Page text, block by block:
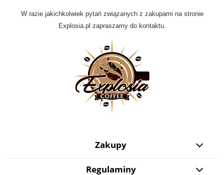
W razie jakichkolwiek pytań związanych z zakupami na stronie
Explosia.pl zapraszamy do kontaktu.
Zakupy
Regulaminy